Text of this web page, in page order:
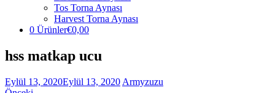
Tos Torna Aynası
Harvest Torna Aynası
0 Ürünler€0,00
hss matkap ucu
Eylül 13, 2020Eylül 13, 2020 Armyzuzu